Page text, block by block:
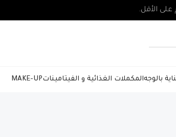
بالوجهالمكملات الغذائية و الفيتاميناتMAKE-UP